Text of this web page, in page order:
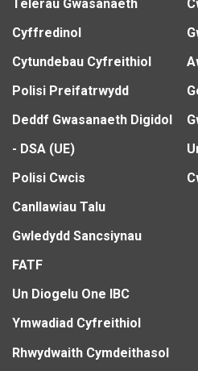
Telerau Gwasanaeth
Cyffredinol
Cytundebau Cyfreithiol
Polisi Preifatrwydd
Deddf Gwasanaeth Digidol
- DSA (UE)
Polisi Cwcis
Canllawiau Talu
Gwledydd Sancsiynau
FATF
Un Diogelu One IBC
Ymwadiad Cyfreithiol
Rhwydwaith Cymdeithasol